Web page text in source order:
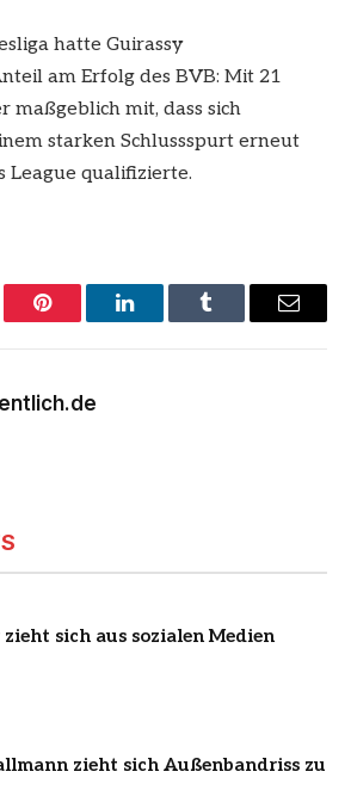
hatte Guirassy
am Erfolg des BVB: Mit 21
maßgeblich mit, dass sich
starken Schlussspurt erneut
League qualifizierte.
Pinterest LinkedInTumblr Email
sich aus sozialen Medien
zieht sich Außenbandriss zu